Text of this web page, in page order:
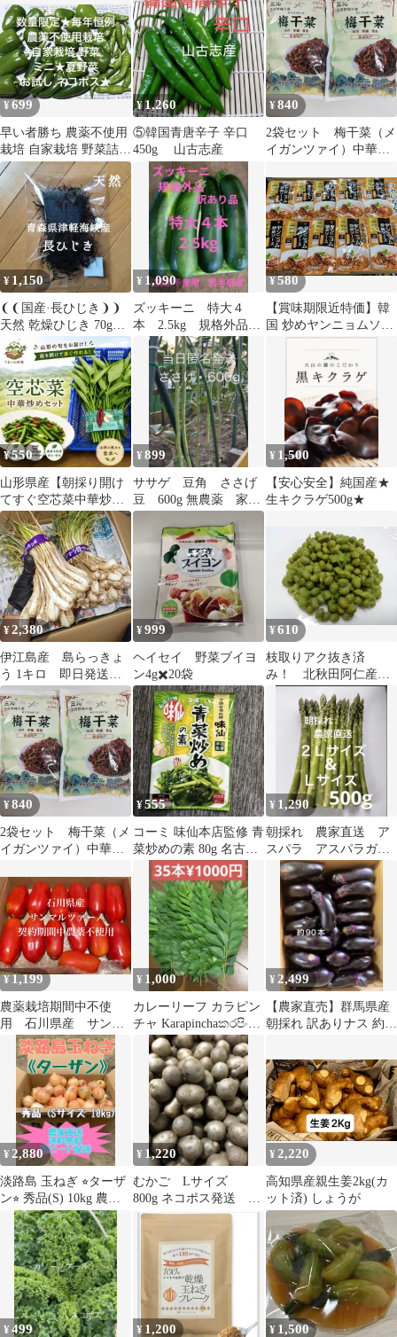
¥699
早い者勝ち 農薬不使用
栽培 自家栽培 野菜詰め
合わせ 高知☆ミニサイ
ズ野菜セット
¥1,260
⑤韓国青唐辛子 辛口
450g 山古志産
¥840
2袋セット 梅干菜（メ
イガンツァイ）中華野
理
¥ 1,150
❨❨国産·長ひじき❩❩
天然 乾燥ひじき 70g入
り 鉄釜で炊いたひじき
¥ 1,090
ズッキーニ 特大４
本 2.5kg 規格外品
訳あり品 農薬不使
用 岩手県産
¥580
【賞味期限近特価】韓
国 炒めヤンニョムソー
ス 50g×10個 万能 ピリ
¥550
山形県産【朝採り開け
てすぐ空芯菜中華炒め
セット】300g
¥899
ササゲ 豆角 ささげ
豆 600g 無農薬 家庭
菜園 自然栽培 本日
¥ 1,500
【安心安全】純国産★
生キクラゲ500g★
¥2,380
伊江島産 島らっきょ
う 1キロ 即日発送で
最短着可
¥999
ヘイセイ 野菜ブイヨ
ン4g✖️20袋
¥610
枝取りアク抜き済
み！ 北秋田阿仁産手
作り塩蔵実山椒50ｇ
¥840
2袋セット 梅干菜（メ
イガンツァイ）中華野
理
¥555
コーミ 味仙本店監修 青
菜炒めの素 80g 名古屋
めし
¥ 1,290
朝採れ 農家直送 ア
スパラ アスパラガ
ス 500g
¥1,199
農薬栽培期間中不使
用 石川県産 サンマ
ルツァーノリゼルバ
¥ 1,000
カレーリーフ カラピン
チャ Karapinchaකරපිංචා
සිංහල භාෂා35本
¥2,499
【農家直売】群馬県産
朝採れ 訳ありナス 約9
¥2,880
淡路島 玉ねぎ ⭐︎ターザ
ン⭐︎ 秀品(S) 10kg 農家
直送
¥ 1,220
むかご Lサイズ
800g ネコポス発送 岩
手県八幡平市産
¥2,220
高知県産親生姜2kg(カ
ット済) しょうが
¥499 ¥ 1,200 ¥ 1,500